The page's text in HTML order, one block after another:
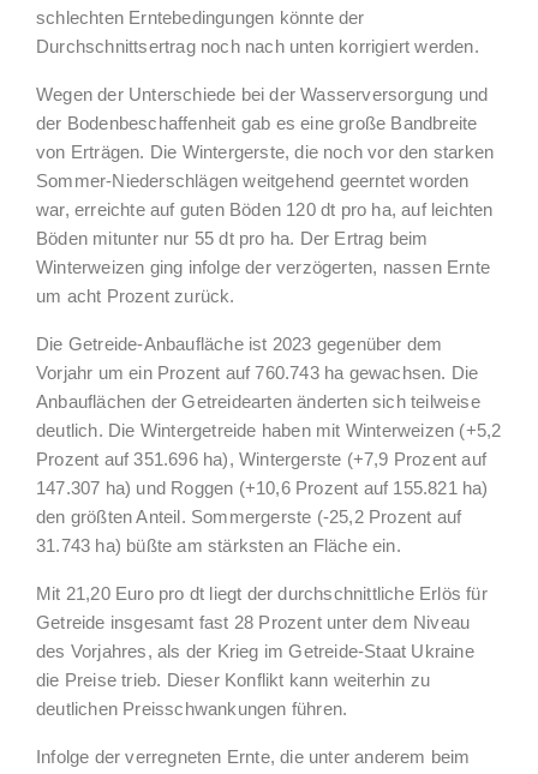
schlechten Erntebedingungen könnte der
Durchschnittsertrag noch nach unten korrigiert werden.
Wegen der Unterschiede bei der Wasserversorgung und
der Bodenbeschaffenheit gab es eine große Bandbreite
von Erträgen. Die Wintergerste, die noch vor den starken
Sommer-Niederschlägen weitgehend geerntet worden
war, erreichte auf guten Böden 120 dt pro ha, auf leichten
Böden mitunter nur 55 dt pro ha. Der Ertrag beim
Winterweizen ging infolge der verzögerten, nassen Ernte
um acht Prozent zurück.
Die Getreide-Anbaufläche ist 2023 gegenüber dem
Vorjahr um ein Prozent auf 760.743 ha gewachsen. Die
Anbauflächen der Getreidearten änderten sich teilweise
deutlich. Die Wintergetreide haben mit Winterweizen (+5,2
Prozent auf 351.696 ha), Wintergerste (+7,9 Prozent auf
147.307 ha) und Roggen (+10,6 Prozent auf 155.821 ha)
den größten Anteil. Sommergerste (-25,2 Prozent auf
31.743 ha) büßte am stärksten an Fläche ein.
Mit 21,20 Euro pro dt liegt der durchschnittliche Erlös für
Getreide insgesamt fast 28 Prozent unter dem Niveau
des Vorjahres, als der Krieg im Getreide-Staat Ukraine
die Preise trieb. Dieser Konflikt kann weiterhin zu
deutlichen Preisschwankungen führen.
Infolge der verregneten Ernte, die unter anderem beim